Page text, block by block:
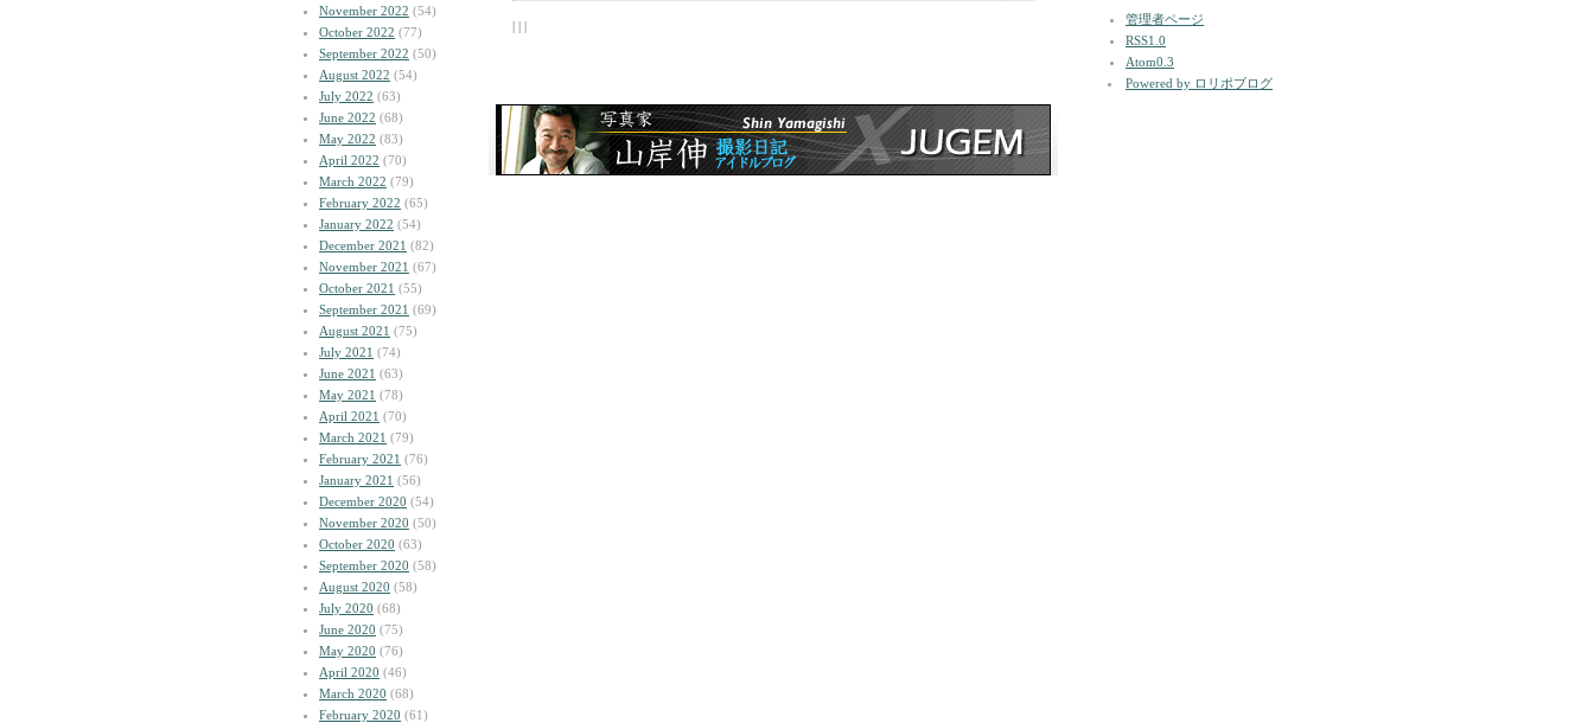
November 2022 (54)
October 2022 (77)
September 2022 (50)
August 2022 (54)
July 2022 (63)
June 2022 (68)
May 2022 (83)
April 2022 (70)
March 2022 (79)
February 2022 (65)
January 2022 (54)
December 2021 (82)
November 2021 (67)
October 2021 (55)
September 2021 (69)
August 2021 (75)
July 2021 (74)
June 2021 (63)
May 2021 (78)
April 2021 (70)
March 2021 (79)
February 2021 (76)
January 2021 (56)
December 2020 (54)
November 2020 (50)
October 2020 (63)
September 2020 (58)
August 2020 (58)
July 2020 (68)
June 2020 (75)
May 2020 (76)
April 2020 (46)
March 2020 (68)
February 2020 (61)
| | |
管理者ページ
RSS1.0
Atom0.3
Powered by ロリポブログ